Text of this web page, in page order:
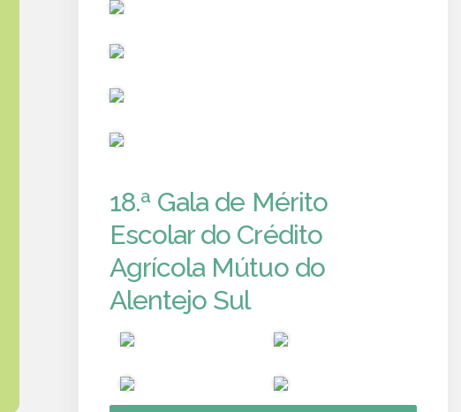
18.ª Gala de Mérito
Escolar do Crédito
Agrícola Mútuo do
Alentejo Sul